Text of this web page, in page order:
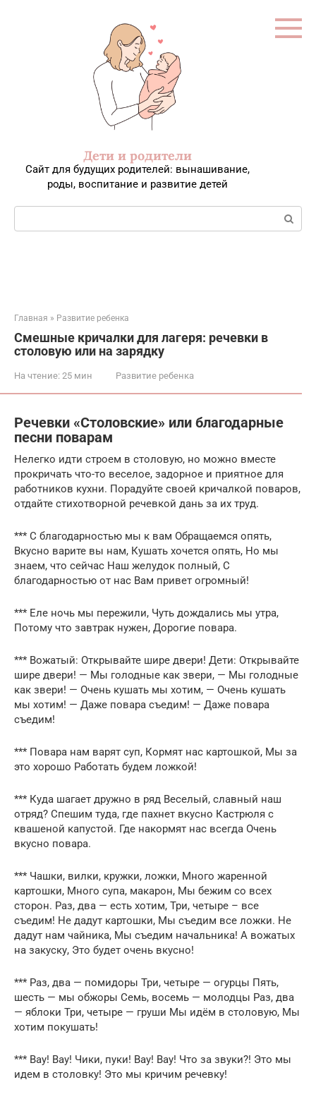
Дети и родители
Сайт для будущих родителей: вынашивание,
роды, воспитание и развитие детей
Поиск:
Главная » Развитие ребенка
Смешные кричалки для лагеря: речевки в
столовую или на зарядку
На чтение: 25 мин Развитие ребенка
Речевки «Столовские» или благодарные
песни поварам
Нелегко идти строем в столовую, но можно вместе
прокричать что-то веселое, задорное и приятное для
работников кухни. Порадуйте своей кричалкой поваров,
отдайте стихотворной речевкой дань за их труд.
*** С благодарностью мы к вам Обращаемся опять,
Вкусно варите вы нам, Кушать хочется опять, Но мы
знаем, что сейчас Наш желудок полный, С
благодарностью от нас Вам привет огромный!
*** Еле ночь мы пережили, Чуть дождались мы утра,
Потому что завтрак нужен, Дорогие повара.
*** Вожатый: Открывайте шире двери! Дети: Открывайте
шире двери! — Мы голодные как звери, — Мы голодные
как звери! — Очень кушать мы хотим, — Очень кушать
мы хотим! — Даже повара съедим! — Даже повара
съедим!
*** Повара нам варят суп, Кормят нас картошкой, Мы за
это хорошо Работать будем ложкой!
*** Куда шагает дружно в ряд Веселый, славный наш
отряд? Спешим туда, где пахнет вкусно Кастрюля с
квашеной капустой. Где накормят нас всегда Очень
вкусно повара.
*** Чашки, вилки, кружки, ложки, Много жаренной
картошки, Много супа, макарон, Мы бежим со всех
сторон. Раз, два — есть хотим, Три, четыре – все
съедим! Не дадут картошки, Мы съедим все ложки. Не
дадут нам чайника, Мы съедим начальника! А вожатых
на закуску, Это будет очень вкусно!
*** Раз, два — помидоры Три, четыре — огурцы Пять,
шесть — мы обжоры Семь, восемь — молодцы Раз, два
— яблоки Три, четыре — груши Мы идём в столовую, Мы
хотим покушать!
*** Вау! Вау! Чики, пуки! Вау! Вау! Что за звуки?! Это мы
идем в столовку! Это мы кричим речевку!